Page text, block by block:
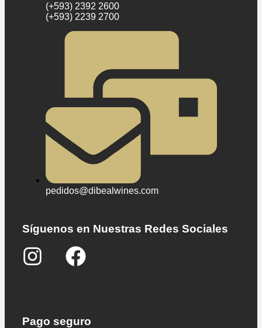
(+593) 2392 2600
(+593) 2239 2700
pedidos@dibealwines.com
Síguenos en Nuestras Redes Sociales
Pago seguro